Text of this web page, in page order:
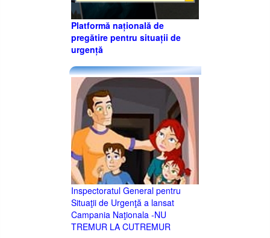
Platformă națională de
pregătire pentru situații de
urgență
Inspectoratul General pentru
Situaţii de Urgenţă a lansat
Campania Naţionala -NU
TREMUR LA CUTREMUR